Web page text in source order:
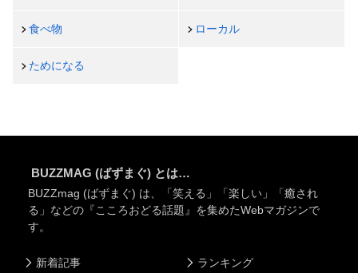
食べ物 ローカル
ためになる
BUZZMAG (ばずまぐ) とは…
BUZZmag (ばずまぐ) は、「笑える」「楽しい」「癒され
る」などの『こころおどる話題』を集めたWebマガジンで
す。
新着記事
ランキング